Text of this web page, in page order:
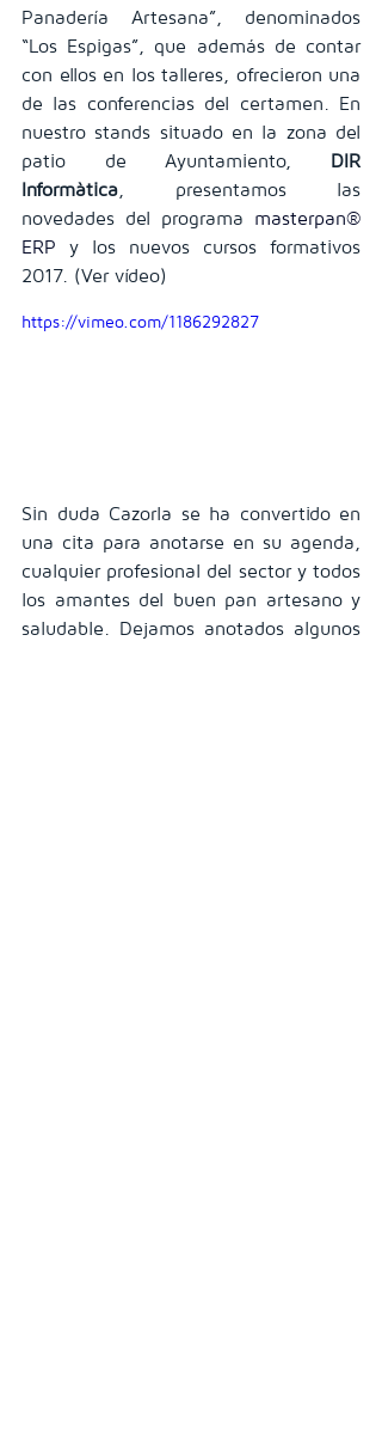
Panadería Artesana”, denominados
“Los Espigas”, que además de contar
con ellos en los talleres, ofrecieron una
de las conferencias del certamen. En
nuestro stands situado en la zona del
patio de Ayuntamiento, DIR
Informàtica , presentamos las
novedades del programa
masterpan®
ERP
y los nuevos cursos formativos
2017. (Ver vídeo)
https://vimeo.com/1186292827
Sin duda Cazorla se ha convertido en
una cita para anotarse en su agenda,
cualquier profesional del sector y todos
los amantes del buen pan artesano y
saludable. Dejamos anotados algunos